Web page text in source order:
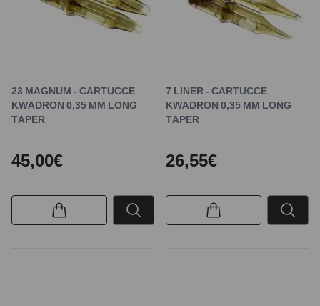
23 MAGNUM - CARTUCCE
KWADRON 0,35 MM LONG
TAPER
45,00€
7 LINER - CARTUCCE
KWADRON 0,35 MM LONG
TAPER
26,55€